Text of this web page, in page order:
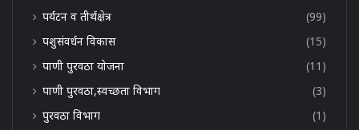
पर्यटन व तीर्थक्षेत्र
(99)
पशुसंवर्धन विकास
(15)
पाणी पुरवठा योजना
(11)
पाणी पुरवठा,स्वच्छता विभाग
(3)
पुरवठा विभाग
(1)